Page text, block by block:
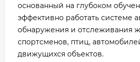
основанный на глубоком
эффективно работать системе
обнаружения и отслеживания
спортсменов, птиц,
движущихся объектов.